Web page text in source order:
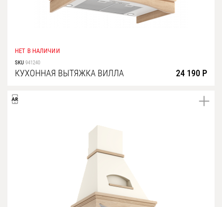
НЕТ В НАЛИЧИИ
SKU 941240
КУХОННАЯ ВЫТЯЖКА ВИЛЛА 24 190 Р